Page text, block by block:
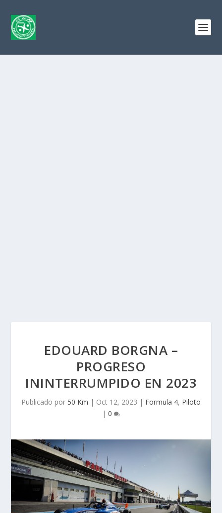
EDOUARD BORGNA –
PROGRESO
ININTERRUMPIDO EN 2023
Publicado por 50 Km | Oct 12, 2023 | Formula 4, Piloto
| 0